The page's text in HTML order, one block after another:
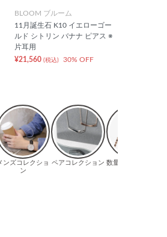
BLOOM ブルーム
11月誕生石 K10 イエローゴー
ルド シトリン バナナ ピアス ※
片耳用
¥21,560 (税込) 30% OFF